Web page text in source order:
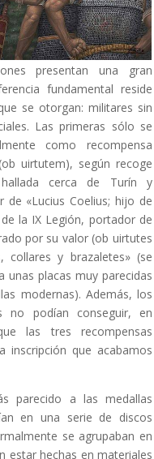
presentan una gran
fundamental reside
se otorgan: militares sin
Las primeras sólo se
como recompensa
uirtutem), según recoge
cerca de Turín y
de «Lucius Coelius; hijo de
la IX Legión, portador de
por su valor (ob uirtutes
collares y brazaletes» (se
unas placas muy parecidas
modernas). Además, los
no podían conseguir, en
las tres recompensas
inscripción que acabamos
parecido a las medallas
en una serie de discos
se agrupaban en
estar hechas en materiales